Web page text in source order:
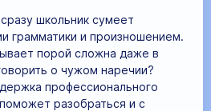
школьник сумеет
грамматики и произношением.
порой сложна даже в
о чужом наречии?
профессионального
разобраться и с